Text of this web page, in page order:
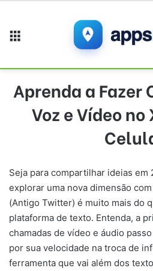
Aprenda a Fazer
Voz e Vídeo no
Seja para compartilhar ideias em
explorar uma nova dimensão
(Antigo Twitter) é muito mais do
plataforma de texto. Entenda, a
chamadas de vídeo e áudio
por sua velocidade na troca de
ferramenta que vai além dos